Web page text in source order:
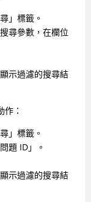
」標籤。
搜尋參數，在欄位
示過濾的搜尋結
：
」標籤。
題 ID」。
示過濾的搜尋結